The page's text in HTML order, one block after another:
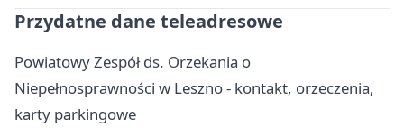
Przydatne dane teleadresowe
Powiatowy Zespół ds. Orzekania o
Niepełnosprawności w Leszno - kontakt, orzeczenia,
karty parkingowe